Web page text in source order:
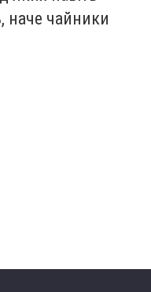
наче чайники